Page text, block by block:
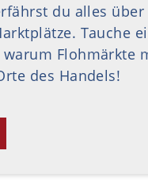
du alles über
Tauche
Flohmärkte
des Handels!